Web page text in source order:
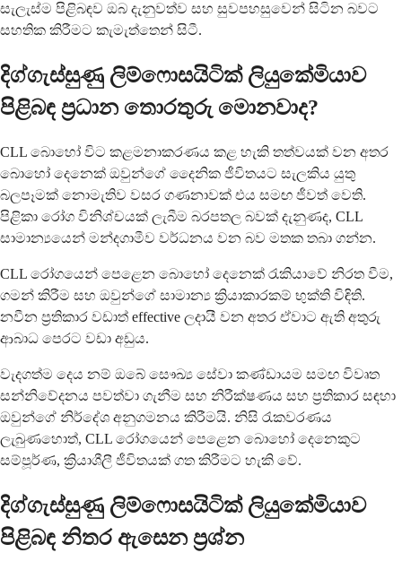
සැලැස්ම පිළිබඳව ඔබ දැනුවත්ව සහ සුවපහසුවෙන් සිටින බවට
සහතික කිරීමට කැමැත්තෙන් සිටී.
දිග්ගැස්සුණු ලිම්ෆොසයිටික් ලියුකේමියාව
පිළිබඳ ප්‍රධාන තොරතුරු මොනවාද?
CLL බොහෝ විට කළමනාකරණය කළ හැකි තත්වයක් වන අතර
බොහෝ දෙනෙක් ඔවුන්ගේ දෛනික ජීවිතයට සැලකිය යුතු
බලපෑමක් නොමැතිව වසර ගණනාවක් එය සමඟ ජීවත් වෙති.
පිළිකා රෝග විනිශ්චයක් ලැබීම බරපතල බවක් දැනුණද, CLL
සාමාන්‍යයෙන් මන්දගාමීව වර්ධනය වන බව මතක තබා ගන්න.
CLL රෝගයෙන් පෙළෙන බොහෝ දෙනෙක් රැකියාවේ නිරත වීම,
ගමන් කිරීම සහ ඔවුන්ගේ සාමාන්‍ය ක්‍රියාකාරකම් භුක්ති විඳිති.
නවීන ප්‍රතිකාර වඩාත් effective ලදායී වන අතර ඒවාට ඇති අතුරු
ආබාධ පෙරට වඩා අඩුය.
වැදගත්ම දෙය නම් ඔබේ සෞඛ්‍ය සේවා කණ්ඩායම සමඟ විවෘත
සන්නිවේදනය පවත්වා ගැනීම සහ නිරීක්ෂණය සහ ප්‍රතිකාර සඳහා
ඔවුන්ගේ නිර්දේශ අනුගමනය කිරීමයි. නිසි රැකවරණය
ලැබුණහොත්, CLL රෝගයෙන් පෙළෙන බොහෝ දෙනෙකුට
සම්පූර්ණ, ක්‍රියාශීලී ජීවිතයක් ගත කිරීමට හැකි වේ.
දිග්ගැස්සුණු ලිම්ෆොසයිටික් ලියුකේමියාව
පිළිබඳ නිතර ඇසෙන ප්‍රශ්න